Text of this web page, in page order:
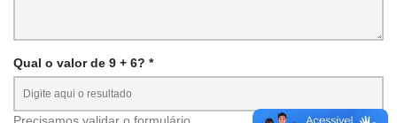
Qual o valor de 9 + 6? *